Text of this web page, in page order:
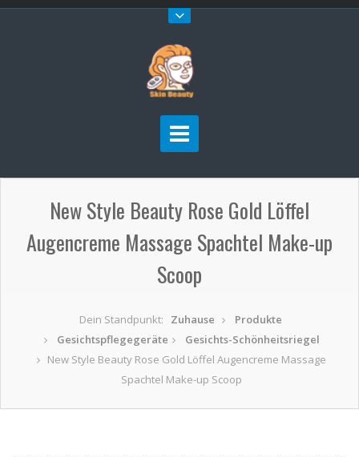
New Style Beauty Rose Gold Löffel
Augencreme Massage Spachtel Make-up
Scoop
Dein Standpunkt: Zuhause
Produkte
Gesichtspflegegeräte
Gesichts-Schönheitsriegel
New Style Beauty Rose Gold Löffel Augencreme Massage
Spachtel Make-up Scoop